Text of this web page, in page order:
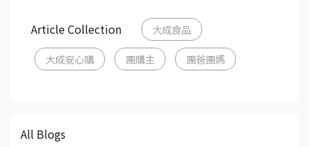
Article Collection 大成食品
大成安心購 團購主 團爸團媽
All Blogs